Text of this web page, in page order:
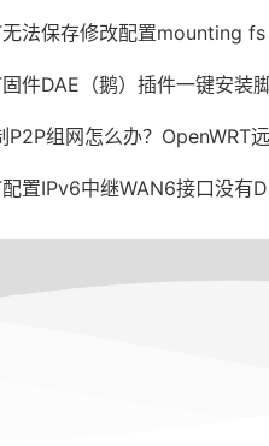
配置mounting fs with errors, running e2fsck is recommended
件DAE（鹅）插件一键安装脚
组网怎么办？OpenWRT远程组网绕过限速
中继WAN6接口没有DHCP OpenWRT IPv6中继